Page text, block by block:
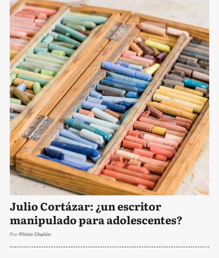
Julio Cortázar: ¿un escritor
manipulado para adolescentes?
Por Plinio Chahín